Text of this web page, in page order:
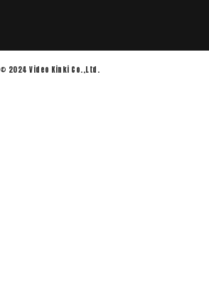
© 2024 Video Kinki Co.,Ltd.